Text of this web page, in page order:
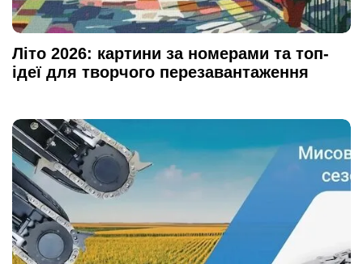
Літо 2026: картини за номерами та топ-
ідеї для творчого перезавантаження